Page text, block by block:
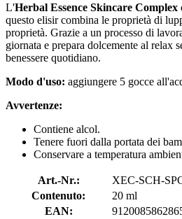
L'Herbal Essence Skincare Complex
questo elisir combina le proprietà di
proprietà. Grazie a un processo di
giornata e prepara dolcemente al relax
benessere quotidiano.
Modo d'uso: aggiungere 5 gocce
Avvertenze:
Contiene alcol.
Tenere fuori dalla portata dei
Conservare a temperatura
Art.-Nr.:
XEC-SCH-
Contenuto:
20 ml
EAN: